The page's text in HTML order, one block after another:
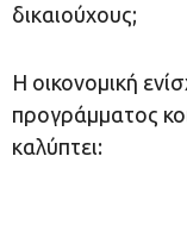
δικαιούχους;
Η οικονομική
προγράμματος
καλύπτει: